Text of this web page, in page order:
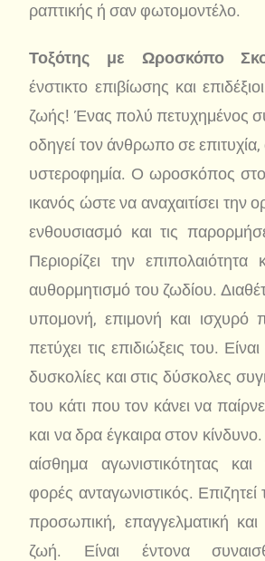
ραπτικής ή σαν φωτομοντέλο.
Τοξότης με Ωροσκόπο
ένστικτο επιβίωσης και
ζωής! Ένας πολύ πετυχημένος
οδηγεί τον άνθρωπο σε
υστεροφημία. Ο ωροσκόπος
ικανός ώστε να αναχαιτίσει την
ενθουσιασμό και τις
Περιορίζει την επιπολαιότητα
αυθορμητισμό του ζωδίου.
υπομονή, επιμονή και ισχυρό
πετύχει τις επιδιώξεις του.
δυσκολίες και στις δύσκολες
του κάτι που τον κάνει να
και να δρα έγκαιρα στον κίνδυνο.
αίσθημα αγωνιστικότητας και
φορές ανταγωνιστικός. Επιζητεί
προσωπική, επαγγελματική και
ζωή. Είναι έντονα